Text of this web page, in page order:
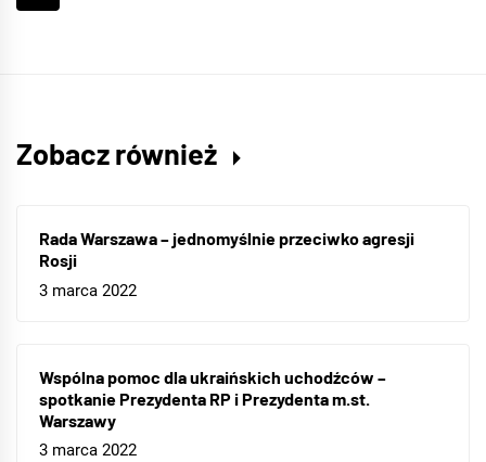
Zobacz również
Rada Warszawa – jednomyślnie przeciwko agresji
Rosji
3 marca 2022
Wspólna pomoc dla ukraińskich uchodźców –
spotkanie Prezydenta RP i Prezydenta m.st.
Warszawy
3 marca 2022